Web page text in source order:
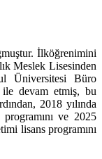
İlköğrenimini
Meslek Lisesinden
Üniversitesi Büro
devam etmiş, bu
2018 yılında
ve 2025
lisans programını